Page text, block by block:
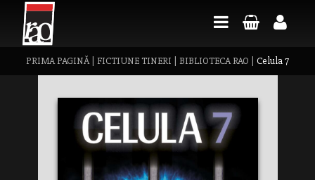
PRIMA PAGINĂ| FICTIUNE TINERI BIBLIOTECA RAO Celula 7